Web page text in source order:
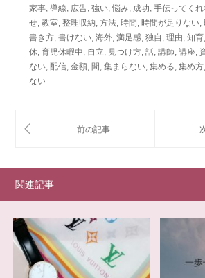
家事, 導線, 広告, 強い, 悩み, 成功, 手伝ってく
せ, 教室, 整理収納, 方法, 時間 , 時間が足りない,
書き方, 書けない, 海外, 満足感, 独自 , 理由, 知育,
休, 育児休暇中, 自立, 見つけ方, 話, 講師, 講座,
ない, 配信, 金額, 間 , 集まらない, 集める, 集め方,
ない
関連記事